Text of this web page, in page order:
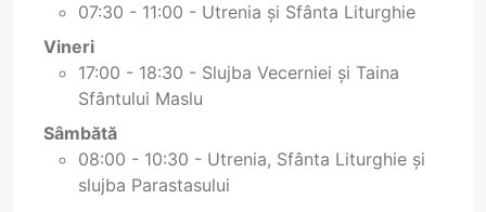
07:30 - 11:00 - Utrenia și Sfânta Liturghie
Vineri
17:00 - 18:30 - Slujba Vecerniei și Taina
Sfântului Maslu
Sâmbătă
08:00 - 10:30 - Utrenia, Sfânta Liturghie și
slujba Parastasului